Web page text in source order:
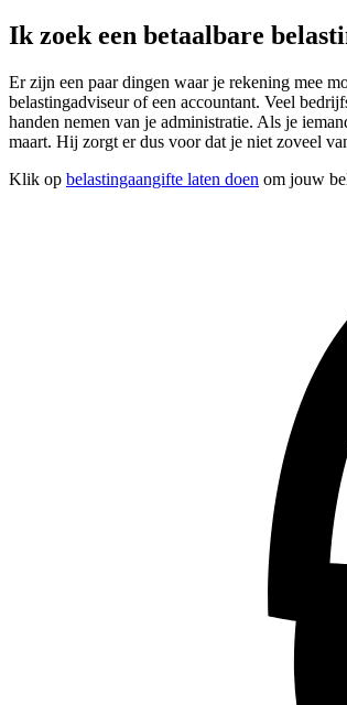
Ik zoek een betaalbare
Er zijn een paar dingen waar je rekening mee
belastingadviseur of een accountant. Veel
handen nemen van je administratie. Als je
maart. Hij zorgt er dus voor dat je niet zoveel
Klik op belastingaangifte laten doen om jouw